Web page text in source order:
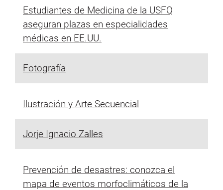
Estudiantes de Medicina de la USFQ
aseguran plazas en especialidades
médicas en EE.UU.
Fotografía
Ilustración y Arte Secuencial
Jorje Ignacio Zalles
Prevención de desastres: conozca el
mapa de eventos morfoclimáticos de la